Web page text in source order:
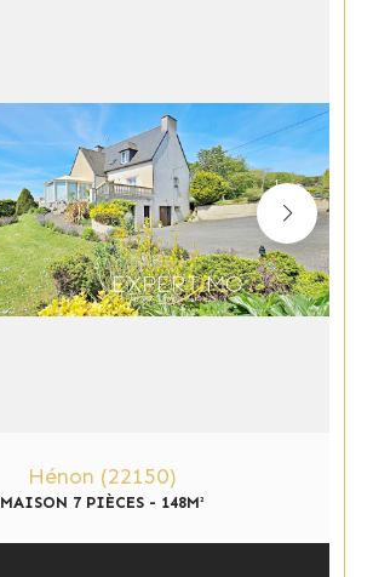
Hénon (22150)
MAISON 7 PIÈCES - 148M²